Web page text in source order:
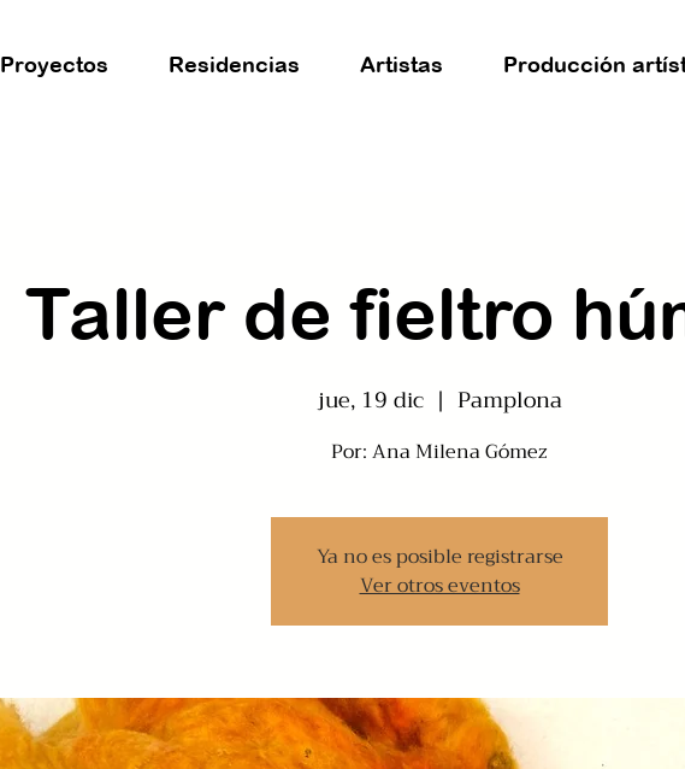
Proyectos Residencias Artistas Producción
Taller de fieltro
jue, 19 dic
  |
Pamplona
Por: Ana Milena Gómez
Ya no es posible registrarse
Ver otros eventos